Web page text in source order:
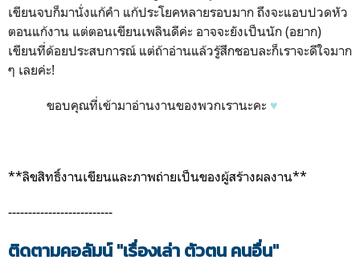
เขียนจบก็มานั่งแก้คำ แก้ประโยคหลายรอบมาก ถึงจะแอบปวดหัว
ตอนแก้งาน แต่ตอนเขียนเพลินดีค่ะ อาจจะยังเป็นนัก (อยาก)
เขียนที่ด้อยประสบการณ์ แต่ถ้าอ่านแล้วรู้สึกชอบละก็เราจะดีใจมาก
ๆ เลยค่ะ!
ขอบคุณที่เข้ามาอ่านงานของพวกเรานะคะ ♥
**ลิขสิทธิ์งานเขียนและภาพถ่ายเป็นของผู้สร้างผลงาน**
--------------------------
ติดตามคอลัมน์ "เรื่องเล่า ตัวตน คนอื่น"